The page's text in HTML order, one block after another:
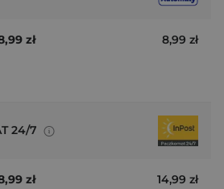
8,99 zł
24/7
14,99 zł